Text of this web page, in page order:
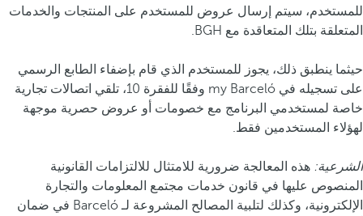
للمستخدم، سيتم إرسال عروض للمستخدم على المنتجات والخدمات
المتعلقة بتلك المتعاقدة مع BGH.
حيثما ينطبق ذلك، يجوز للمستخدم الذي قام بإضفاء الطابع الرسمي
على تسجيله في my Barceló وفقًا للفقرة 10، تلقي اتصالات تجارية
خاصة لمستخدمي البرنامج مع خصومات أو عروض حصرية موجهة
لهؤلاء المستخدمين فقط.
الشرعية: هذه المعالجة ضرورية للامتثال للالتزامات القانونية
المنصوص عليها في قانون خدمات مجتمع المعلومات والتجارة
الإلكترونية، وكذلك لتلبية المصالح المشروعة لـ Barceló في ضمان